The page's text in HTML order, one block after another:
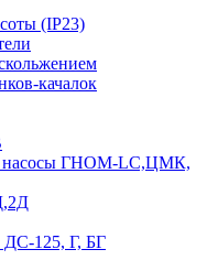
(IP23)
качалок
насосы ГНОМ-LC,ЦМК,
125, Г, БГ